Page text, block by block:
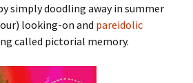
simply doodling away in summer
looking-on and pareidolic
called pictorial memory.